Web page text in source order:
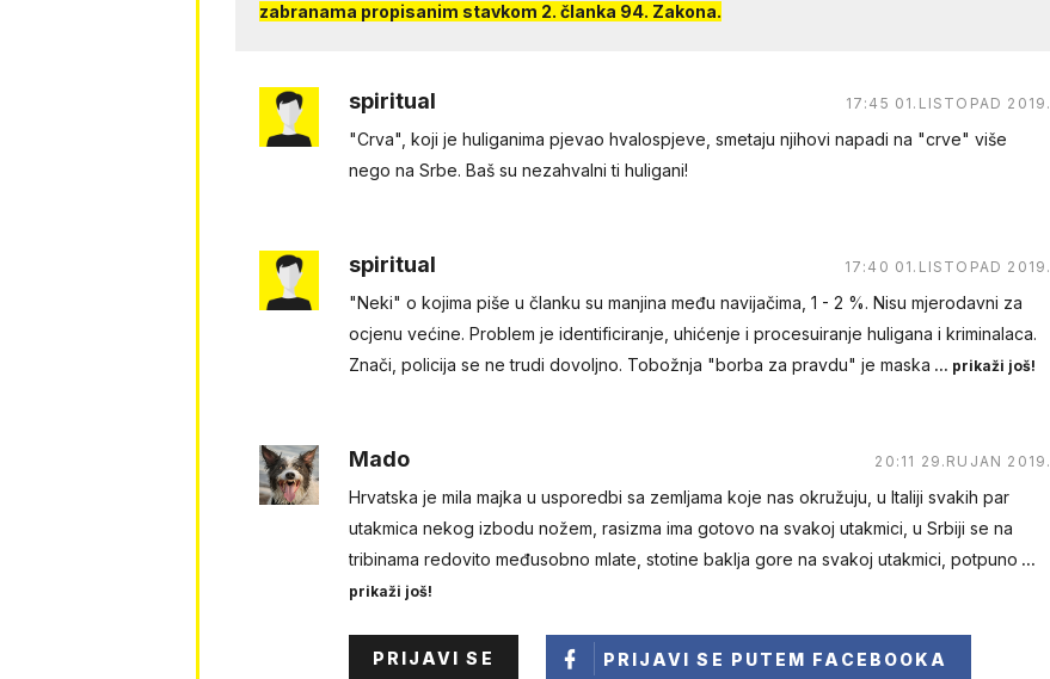
zabranama propisanim stavkom 2. članka 94. Zakona.
spiritual 17:45 01.LISTOPAD 2019.
"Crva", koji je huliganima pjevao hvalospjeve, smetaju njihovi napadi na "crve" više
nego na Srbe. Baš su nezahvalni ti huligani!
spiritual 17:40 01.LISTOPAD 2019.
"Neki" o kojima piše u članku su manjina među navijačima, 1 - 2 %. Nisu mjerodavni za
ocjenu većine. Problem je identificiranje, uhićenje i procesuiranje huligana i kriminalaca.
Znači, policija se ne trudi dovoljno. Tobožnja "borba za pravdu" je maska ... prikaži još!
Mado 20:11 29.RUJAN 2019.
Hrvatska je mila majka u usporedbi sa zemljama koje nas okružuju, u Italiji svakih par
utakmica nekog izbodu nožem, rasizma ima gotovo na svakoj utakmici, u Srbiji se na
tribinama redovito međusobno mlate, stotine baklja gore na svakoj utakmici, potpuno ...
prikaži još!
PRIJAVI SE PRIJAVI SE PUTEM FACEBOOKA